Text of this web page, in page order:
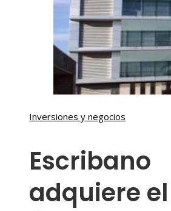
Inversiones y negocios
Escribano
adquiere el